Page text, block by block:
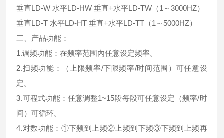
垂直LD-W 水平LD-HW 垂直+水平LD-TW（1～3000HZ）
垂直LD-T 水平LD-HT 垂直+水平LD-TT（1～5000HZ）
三、产品功能：
1.调频功能：在频率范围內任意设定频率。
2.扫频功能：（上限频率/下限频率/时间范围）可任意设
定。
3.可程式功能：任意调整1~15段每段可任意设定（频率/时
间）可循环。
4.对数功能：①下频到上频②上频到下频③下频到上频再